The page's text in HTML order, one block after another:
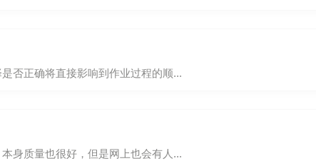
否正确将直接影响到作业过程的顺...
身质量也很好，但是网上也会有人...